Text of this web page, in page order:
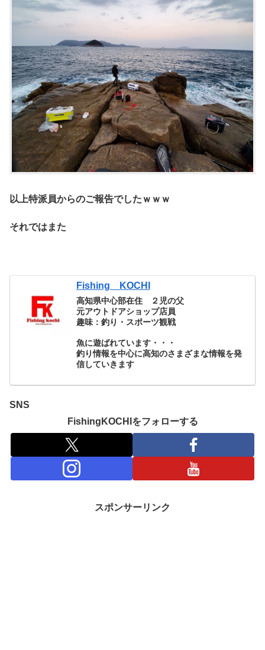
以上特派員からのご報告でしたｗｗｗ
それではまた
Fishing KOCHI
高知県中心部在住 ２児の父
元アウトドアショップ店員
趣味：釣り・スポーツ観戦
魚に遊ばれています・・・
釣り情報を中心に高知のさまざまな情報を発
信していきます
SNS
FishingKOCHIをフォローする
スポンサーリンク